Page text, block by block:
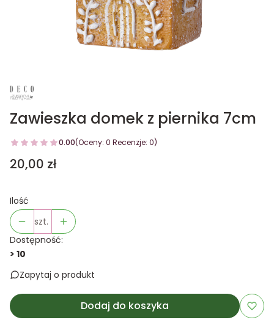
Zawieszka domek z piernika 7cm
0.00(Oceny: 0 Recenzje: 0)
Cena
20,00 zł
Ilość
szt.
Dostępność:
> 10
Zapytaj o produkt
Dodaj do koszyka